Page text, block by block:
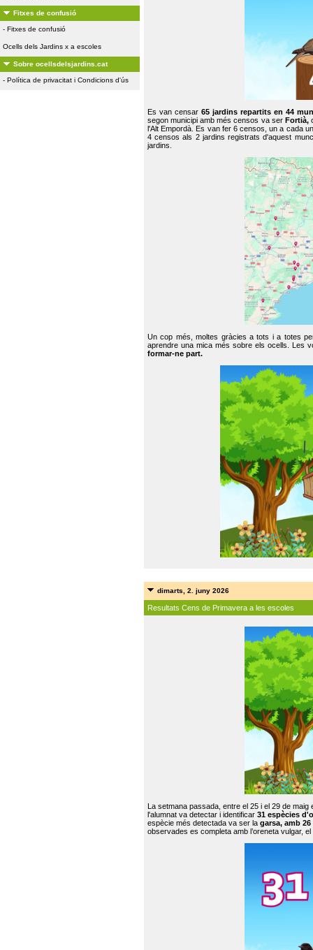
Fitxes de confusió
- Fitxes de confusió
Ocells dels Jardins x a escoles
Sobre ocellsdelsjardins.cat
- Política de privacitat i Condicions d'ús
Es van censar65 jardins repartits en 44
segon municipi amb més censos va ser Fortià,
l'Alt Empordà. Es van fer 6 censos, un a cada
4 censos als 2 jardins registrats d'aquest
jardins.
Un cop més, moltes gràcies a tots i a totes
aprendre una mica més sobre els ocells. Les
formar-ne part.
dimarts, 2. juny 2026
Resultats Cens de Primavera a les escoles
La setmana passada, entre el 25 i el 29 de
l'alumnat va detectar i identificar 31 espècies
espècie més detectada va ser la garsa, amb
observades es completa amb l’oreneta vulgar,